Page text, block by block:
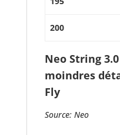
200
Neo String
moindres
Fly
Source: Neo